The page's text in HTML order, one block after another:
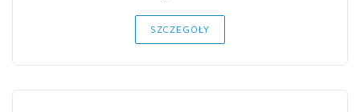
SZCZEGÓŁY